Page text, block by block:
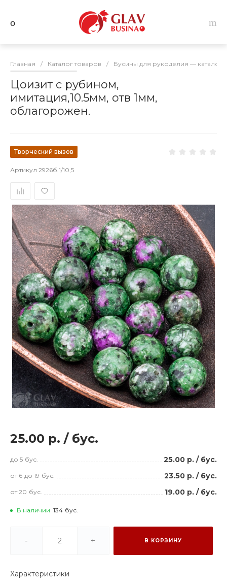
Главная / Каталог товаров / Бусины для рукоделия — каталог
Цоизит с рубином,
имитация,10.5мм, отв 1мм,
облагорожен.
Творческий вызов
Артикул 2926б.1/10,5
25.00 р. / бус.
до 5 бус. 25.00 р. / бус.
от 6 до 19 бус. 23.50 р. / бус.
от 20 бус. 19.00 р. / бус.
В наличии 134 бус.
- + В КОРЗИНУ
Характеристики